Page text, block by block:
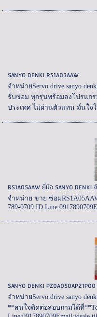
SANYO DENKI RS1A03AAW
จำหน่ายServo drive sanyo
รับซ่อม ทุกรุ่นพร้อมลงโปรแก
ประเทศ ไม่ผ่านตัวแทน มั่นใจ
RS1A05AAW ยี่ห้อ SANYO DENKI
จำหน่าย ขาย ซ่อม
789-0709 ID
SANYO DENKI PZ0A050AP21P00
จำหน่ายServo drive sanyo
**สนใจติดต่อสอบถามได้ที่